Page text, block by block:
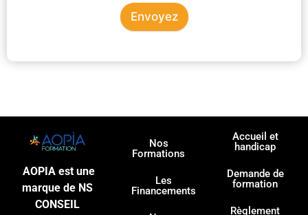
Envoyez
AOPIA est une
marque de NS
CONSEIL
Nos
Formations
Les
Financements
Accueil et
handicap
Demande de
formation
Règlement